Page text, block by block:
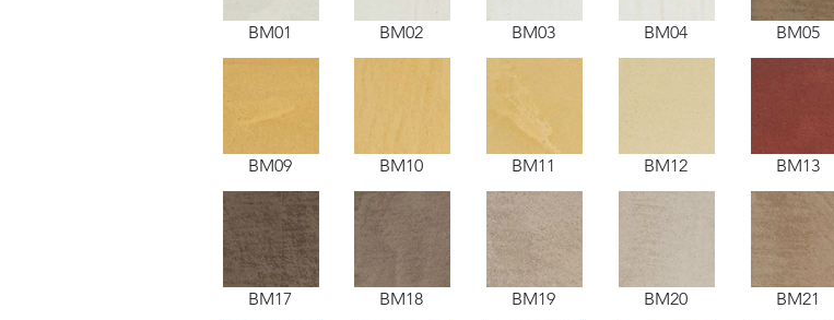
BM01
BM09
BM17
BM02
BM10
BM18
BM03
BM11
BM19
BM04
BM12
BM20
BM05
BM13
BM21